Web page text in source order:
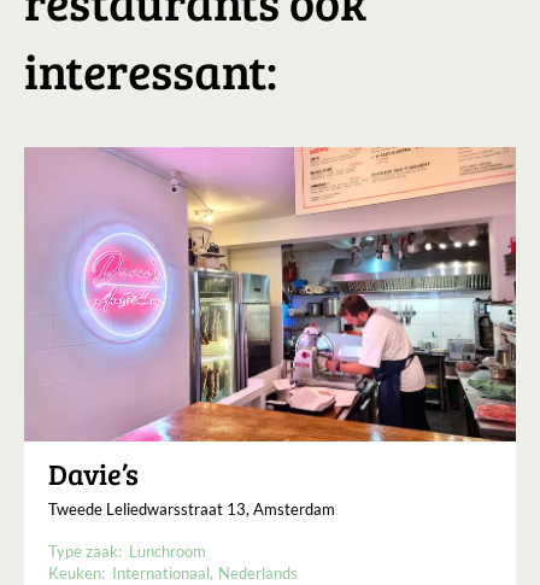
interessant:
Davie’s
Tweede Leliedwarsstraat 13, Amsterdam
Type zaak: Lunchroom
Keuken: Internationaal Nederlands